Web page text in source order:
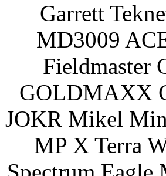
Garrett
MD3009
Fieldmaster
GOLDMAXX
JOKR Mikel
MP X Terra